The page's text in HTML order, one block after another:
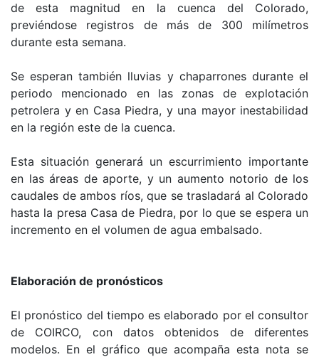
de esta magnitud en la cuenca del Colorado,
previéndose registros de más de 300 milímetros
durante esta semana.
Se esperan también lluvias y chaparrones durante el
periodo mencionado en las zonas de explotación
petrolera y en Casa Piedra, y una mayor inestabilidad
en la región este de la cuenca.
Esta situación generará un escurrimiento importante
en las áreas de aporte, y un aumento notorio de los
caudales de ambos ríos, que se trasladará al Colorado
hasta la presa Casa de Piedra, por lo que se espera un
incremento en el volumen de agua embalsado.
Elaboración de pronósticos
El pronóstico del tiempo es elaborado por el consultor
de COIRCO, con datos obtenidos de diferentes
modelos. En el gráfico que acompaña esta nota se